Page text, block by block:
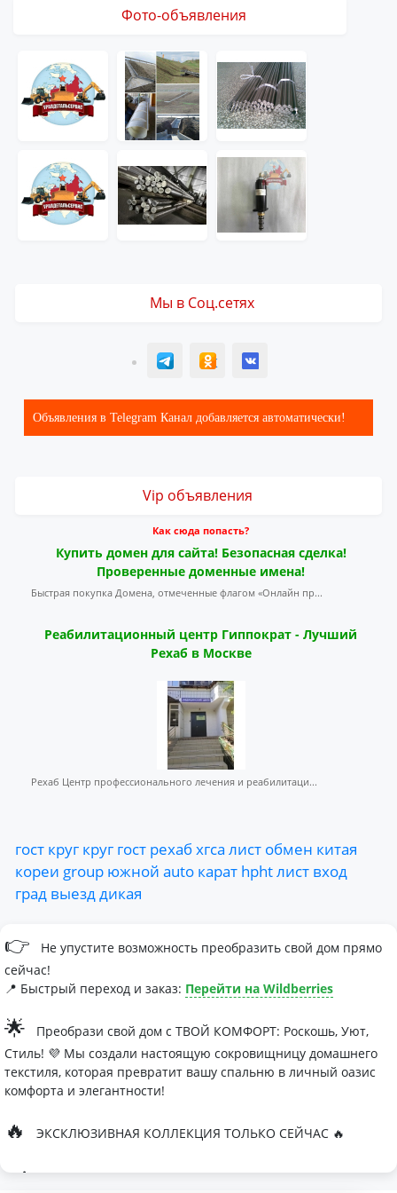
Фото-объявления
Мы в Соц.сетях
T ОК ВК
Объявления в Telegram Канал добавляется автоматически!
Vip объявления
Как сюда попасть?
Купить домен для сайта! Безопасная сделка!
Проверенные доменные имена!
Быстрая покупка Домена, отмеченные флагом «Онлайн пр...
Реабилитационный центр Гиппократ - Лучший
Рехаб в Москве
Рехаб Центр профессионального лечения и реабилитаци...
гост круг круг гост рехабхгса лист обмен китая
кореи group южной auto карат hphtлист вход
град выезддикая
👉
Не упустите возможность преобразить свой дом прямо
сейчас!
📍 Быстрый переход и заказ: Перейти на Wildberries
🌟
Преобрази свой дом с ТВОЙ КОМФОРТ: Роскошь, Уют,
Стиль! 💜 Мы создали настоящую сокровищницу домашнего
текстиля, которая превратит вашу спальню в личный оазис
комфорта и элегантности!
🔥 ЭКСКЛЮЗИВНАЯ КОЛЛЕКЦИЯ ТОЛЬКО СЕЙЧАС 🔥
🛏